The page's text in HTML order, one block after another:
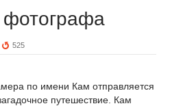
525
по имени Кам отправляется
путешествие. Кам